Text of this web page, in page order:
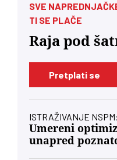
SVE
TI SE PLAČE
Raja pod
Pretplati se
ISTRAŽIVANJE
Umereni
unapred